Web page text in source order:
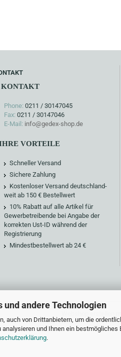
und andere Technologien
auch von Drittanbietern, um die
und Ihnen ein
.
Phone: 0211 / 30147045
Fax: 0211 / 30147046
E-Mail: info@gedex-shop.de
VORTEILE
Schneller Versand
Sichere Zahlung
Kostenloser Versand deutschland-
weit ab 150 € Bestellwert
10% Rabatt auf alle Artikel für
Gewerbetreibende bei Angabe der
korrekten Ust-ID während der
Registrierung
Mindestbestellwert ab 24 €